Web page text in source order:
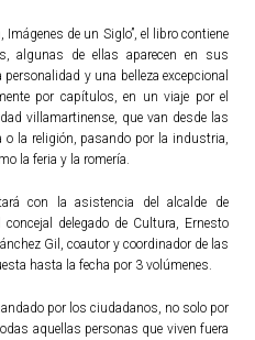
de un Siglo”, el libro contiene
algunas de ellas aparecen en sus
y una belleza excepcional
por capítulos, en un viaje por el
villamartinense, que van desde las
la religión, pasando por la industria,
la feria y la romería.
con la asistencia del alcalde de
delegado de Cultura, Ernesto
Gil, coautor y coordinador de las
hasta la fecha por 3 volúmenes.
por los ciudadanos, no solo por
aquellas personas que viven fuera